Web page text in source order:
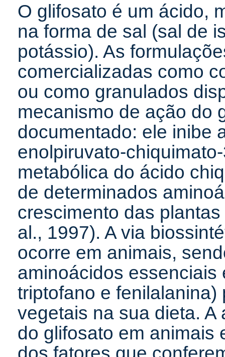
O glifosato é um ácido,
na forma de sal (sal de
potássio). As
comercializadas como
ou como granulados
mecanismo de ação do
documentado: ele inibe
enolpiruvato-
metabólica do ácido
de determinados
crescimento das
al., 1997). A via
ocorre em animais,
aminoácidos essenciais
triptofano e
vegetais na sua dieta.
do glifosato em animais